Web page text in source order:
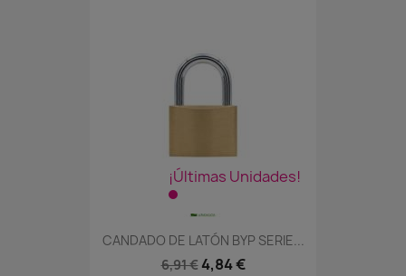
¡Últimas Unidades!
CANDADO DE LATÓN BYP SERIE...
6,91 € 4,84 €